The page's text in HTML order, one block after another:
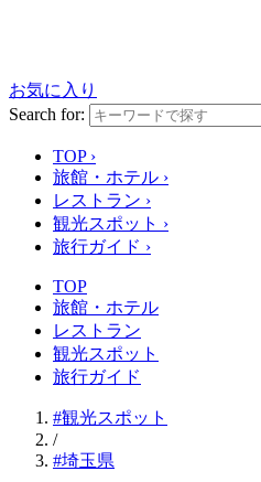
お気に入り
Search for:
TOP ›
旅館・ホテル ›
レストラン ›
観光スポット ›
旅行ガイド ›
TOP
旅館・ホテル
レストラン
観光スポット
旅行ガイド
#観光スポット
/
#埼玉県